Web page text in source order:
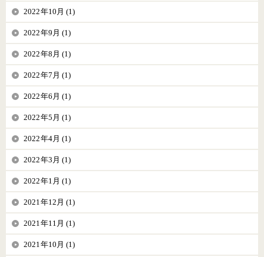
2022年10月 (1)
2022年9月 (1)
2022年8月 (1)
2022年7月 (1)
2022年6月 (1)
2022年5月 (1)
2022年4月 (1)
2022年3月 (1)
2022年1月 (1)
2021年12月 (1)
2021年11月 (1)
2021年10月 (1)